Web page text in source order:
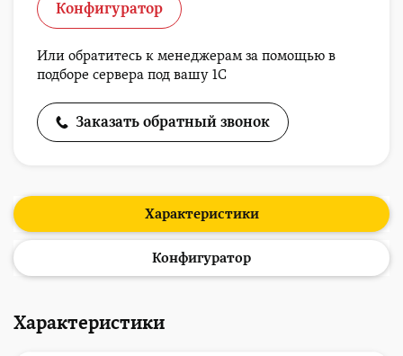
Конфигуратор
Или обратитесь к менеджерам за помощью в
подборе сервера под вашу 1С
Заказать обратный звонок
Характеристики
Конфигуратор
Характеристики